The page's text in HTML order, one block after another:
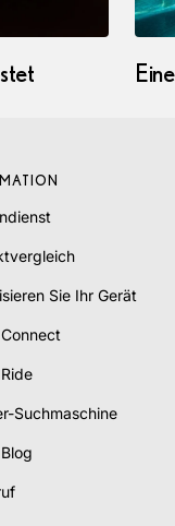
Sie Ihr Gerät
Suchmaschine